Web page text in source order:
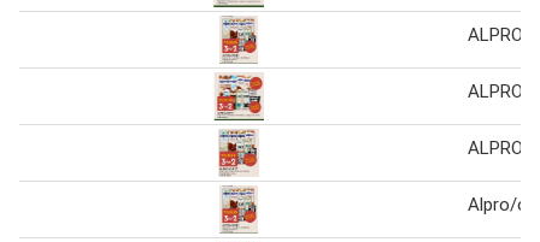
ALPRO/
ALPRO/
ALPRO/
Alpro/